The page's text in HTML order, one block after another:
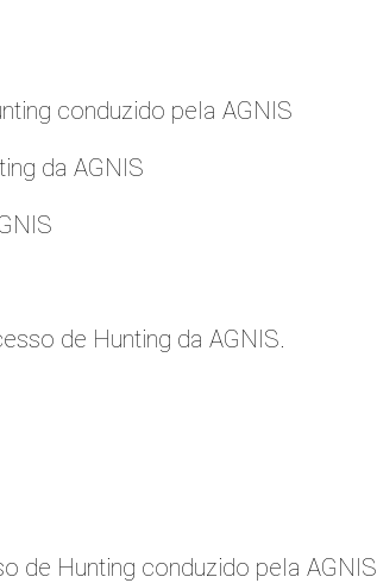
conduzido pela AGNIS
da AGNIS
de Hunting da AGNIS.
de Hunting conduzido pela AGNIS